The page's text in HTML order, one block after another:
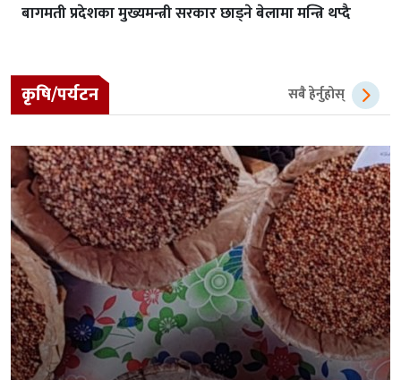
बागमती प्रदेशका मुख्यमन्त्री सरकार छाड्ने बेलामा मन्त्रि थप्दै
कृषि/पर्यटन सबै हेर्नुहोस्